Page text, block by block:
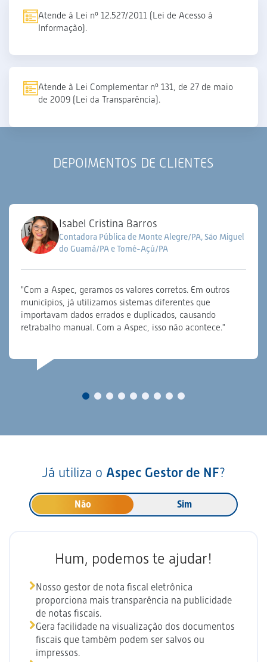
Atende à Lei nº 12.527/2011 (Lei de Acesso à
Informação).
Atende à Lei Complementar nº 131, de 27 de maio
de 2009 (Lei da Transparência).
DEPOIMENTOS DE CLIENTES
Isabel Cristina Barros
Contadora Pública de Monte Alegre/PA, São Miguel
do Guamá/PA e Tomé-Açú/PA
"Com a Aspec, geramos os valores corretos. Em outros
municípios, já utilizamos sistemas diferentes que
importavam dados errados e duplicados, causando
retrabalho manual. Com a Aspec, isso não acontece."
Já utiliza o Aspec Gestor de NF?
Não Sim
Hum, podemos te ajudar!
Nosso gestor de nota fiscal eletrônica
proporciona mais transparência na publicidade
de notas fiscais.
Gera facilidade na visualização dos documentos
fiscais que também podem ser salvos ou
impressos.